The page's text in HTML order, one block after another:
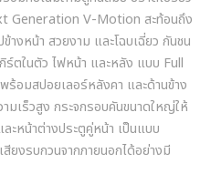
Generation V-Motion สะท้อนถึง
างหน้า สวยงาม และโฉบเฉี่ยว กันชน
ตในตัว ไฟหน้า และหลัง แบบ Full
อมสปอยเลอร์หลังคา และด้านข้าง
มเร็วสูง กระจกรอบคันขนาดใหญ่ให้
ะหน้าต่างประตูคู่หน้า เป็นแบบ
ยงรบกวนจากภายนอกได้อย่างมี